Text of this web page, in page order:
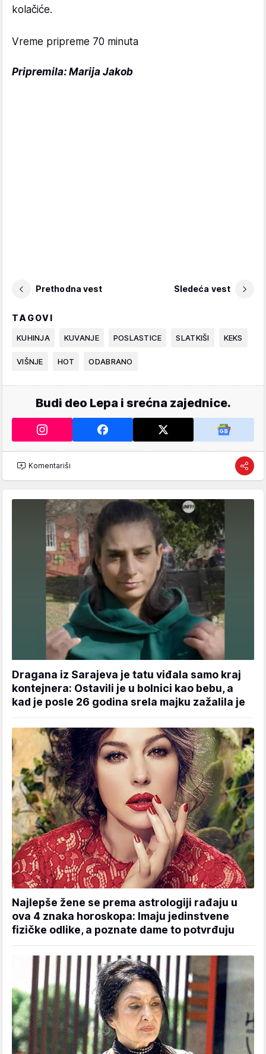
kolačiće.
Vreme pripreme 70 minuta
Pripremila: Marija Jakob
Prethodna vest Sledeća vest
TAGOVI
KUHINJA KUVANJE POSLASTICE SLATKIŠI KEKS
VIŠNJE HOT ODABRANO
Budi deo Lepa i srećna zajednice.
Komentariši
Dragana iz Sarajeva je tatu viđala samo kraj
kontejnera: Ostavili je u bolnici kao bebu, a
kad je posle 26 godina srela majku zažalila je
Najlepše žene se prema astrologiji rađaju u
ova 4 znaka horoskopa: Imaju jedinstvene
fizičke odlike, a poznate dame to potvrđuju